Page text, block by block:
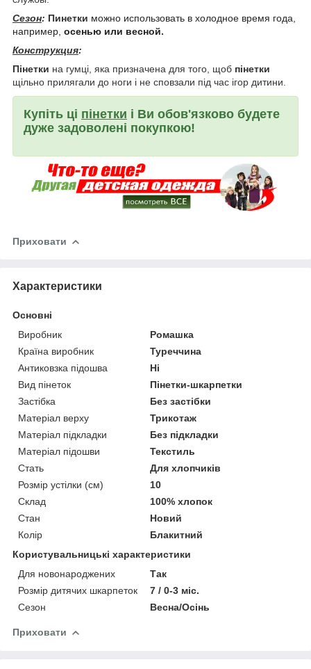
Сезон: Пинетки можно использовать в холодное время года,
например, осенью или весной.
Конструкция:
Пінетки на гумці, яка призначена для того, щоб пінетки
щільно прилягали до ноги і не сповзали під час ігор дитини.
Купіть ці пінетки і Ви обов'язково будете
дуже задоволені покупкою!
Приховати
Характеристики
Основні
Виробник
Ромашка
Країна виробник
Туреччина
Антиковзка підошва
Ні
Вид пінеток
Пінетки-шкарпетки
Застібка
Без застібки
Матеріал верху
Трикотаж
Матеріал підкладки
Без підкладки
Матеріал підошви
Текстиль
Стать
Для хлопчиків
Розмір устілки (см)
10
Склад
100% хлопок
Стан
Новий
Колір
Блакитний
Користувальницькі характеристики
Для новонароджених
Так
Розмір дитячих шкарпеток
7 / 0-3 міс.
Сезон
Весна/Осінь
Приховати